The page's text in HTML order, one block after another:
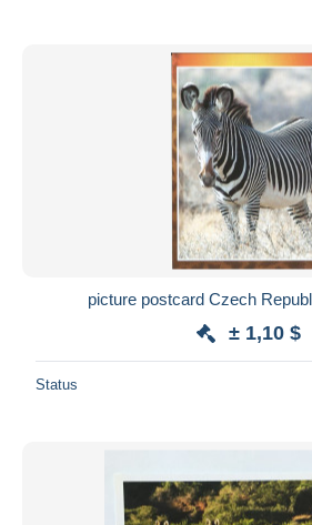
picture postcard Czech
± 1,10 $
Status